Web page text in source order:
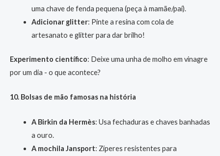
uma chave de fenda pequena (peça à mamãe/pai).
Adicionar glitter: Pinte a resina com cola de
artesanato e glitter para dar brilho!
Experimento científico: Deixe uma unha de molho em vinagre
por um dia - o que acontece?
10. Bolsas de mão famosas na história
A Birkin da Hermès: Usa fechaduras e chaves banhadas
a ouro.
A mochila Jansport: Zíperes resistentes para